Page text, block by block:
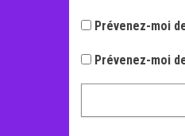
Prévenez-moi
Prévenez-moi